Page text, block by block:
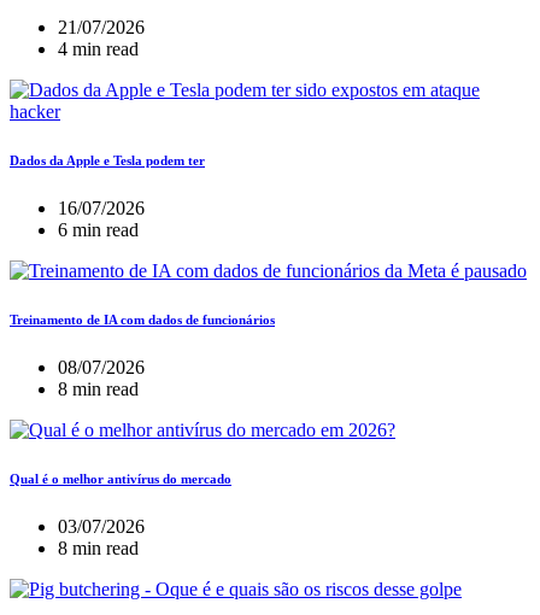
21/07/2026
4 min read
Dados da Apple e Tesla podem ter
16/07/2026
6 min read
Treinamento de IA com dados de funcionários
08/07/2026
8 min read
Qual é o melhor antivírus do mercado
03/07/2026
8 min read